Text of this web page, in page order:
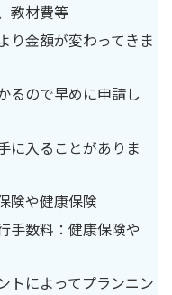
教材費等
り金額が変わってきま
るので早めに申請し
に入ることがありま
険や健康保険
手数料：健康保険や
トによってプランニン